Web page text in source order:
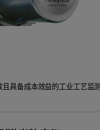
具备成本效益的工业工艺监